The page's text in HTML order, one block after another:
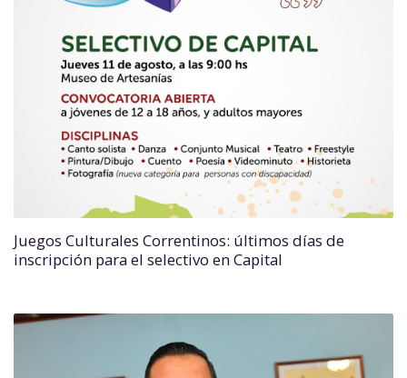
Juegos Culturales Correntinos: últimos días de
inscripción para el selectivo en Capital